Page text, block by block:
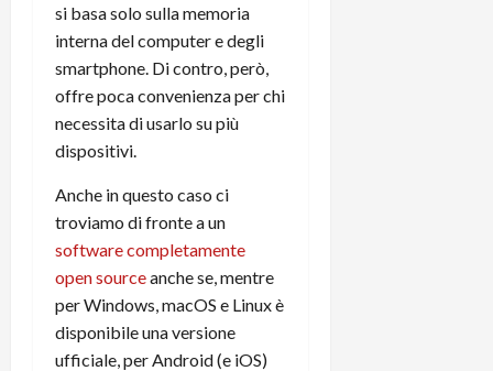
si basa solo sulla memoria
interna del computer e degli
smartphone. Di contro, però,
offre poca convenienza per chi
necessita di usarlo su più
dispositivi.
Anche in questo caso ci
troviamo di fronte a un
software completamente
open sourceanche se, mentre
per Windows, macOS e Linux è
disponibile una versione
ufficiale, per Android (e iOS)